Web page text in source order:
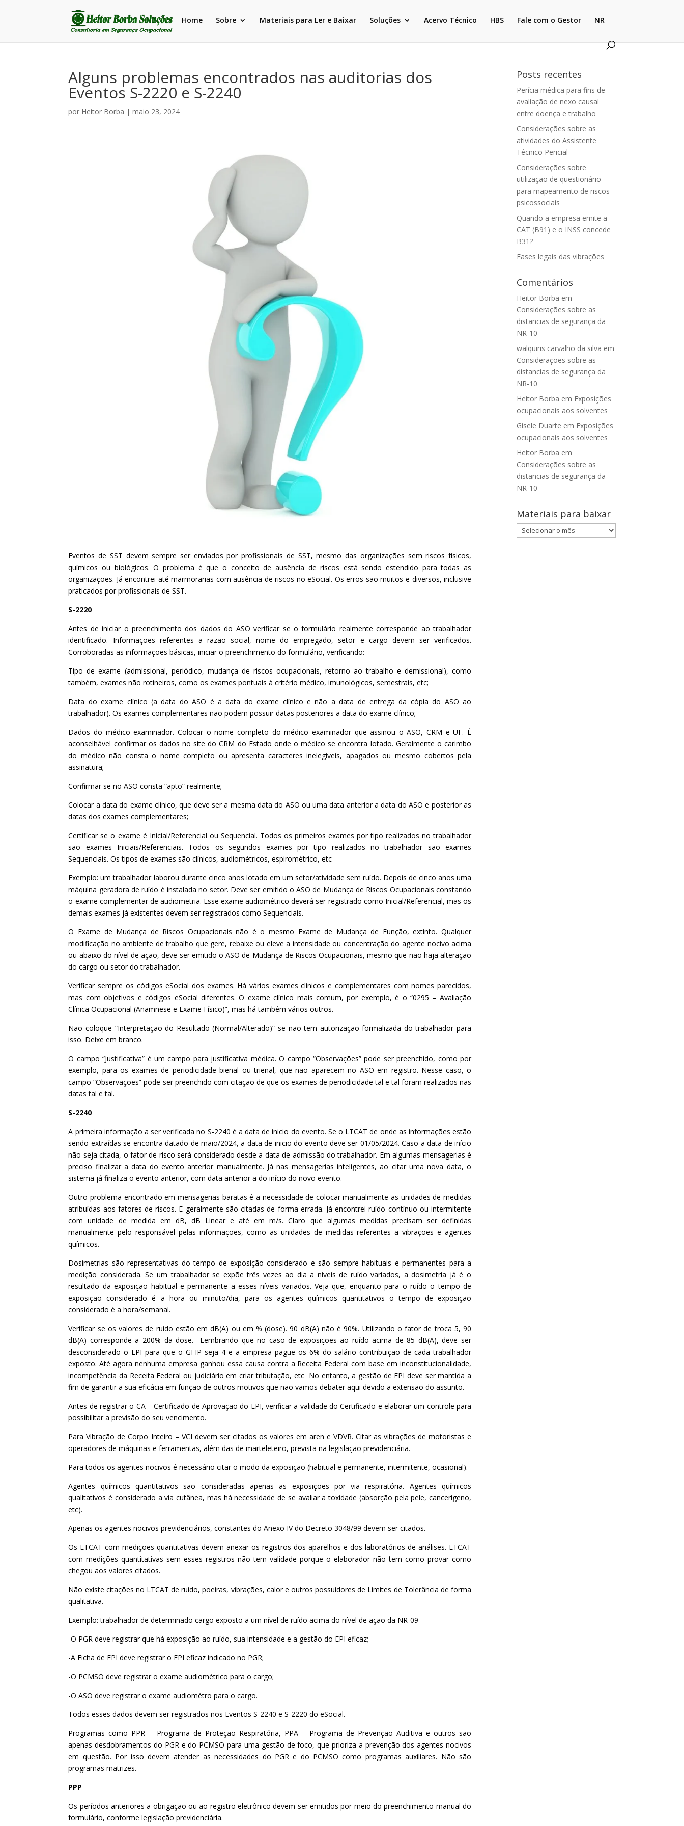
Home Sobre Materiais para Ler e Baixar Soluções Acervo Técnico HBS Fale com o Gestor NR
Alguns problemas encontrados nas auditorias dos
Eventos S-2220 e S-2240
por Heitor Borba |maio 23, 2024
Eventos de SST devem sempre ser enviados por profissionais de SST, mesmo das organizações sem riscos físicos,
químicos ou biológicos. O problema é que o conceito de ausência de riscos está sendo estendido para todas as
organizações. Já encontrei até marmorarias com ausência de riscos no eSocial. Os erros são muitos e diversos, inclusive
praticados por profissionais de SST.
S-2220
Antes de iniciar o preenchimento dos dados do ASO verificar se o formulário realmente corresponde ao trabalhador
identificado. Informações referentes a razão social, nome do empregado, setor e cargo devem ser verificados.
Corroboradas as informações básicas, iniciar o preenchimento do formulário, verificando:
Tipo de exame (admissional, periódico, mudança de riscos ocupacionais, retorno ao trabalho e demissional), como
também, exames não rotineiros, como os exames pontuais à critério médico, imunológicos, semestrais, etc;
Data do exame clínico (a data do ASO é a data do exame clínico e não a data de entrega da cópia do ASO ao
trabalhador). Os exames complementares não podem possuir datas posteriores a data do exame clínico;
Dados do médico examinador. Colocar o nome completo do médico examinador que assinou o ASO, CRM e UF. É
aconselhável confirmar os dados no site do CRM do Estado onde o médico se encontra lotado. Geralmente o carimbo
do médico não consta o nome completo ou apresenta caracteres inelegíveis, apagados ou mesmo cobertos pela
assinatura;
Confirmar se no ASO consta “apto” realmente;
Colocar a data do exame clínico, que deve ser a mesma data do ASO ou uma data anterior a data do ASO e posterior as
datas dos exames complementares;
Certificar se o exame é Inicial/Referencial ou Sequencial. Todos os primeiros exames por tipo realizados no trabalhador
são exames Iniciais/Referenciais. Todos os segundos exames por tipo realizados no trabalhador são exames
Sequenciais. Os tipos de exames são clínicos, audiométricos, espirométrico, etc
Exemplo: um trabalhador laborou durante cinco anos lotado em um setor/atividade sem ruído. Depois de cinco anos uma
máquina geradora de ruído é instalada no setor. Deve ser emitido o ASO de Mudança de Riscos Ocupacionais constando
o exame complementar de audiometria. Esse exame audiométrico deverá ser registrado como Inicial/Referencial, mas os
demais exames já existentes devem ser registrados como Sequenciais.
O Exame de Mudança de Riscos Ocupacionais não é o mesmo Exame de Mudança de Função, extinto. Qualquer
modificação no ambiente de trabalho que gere, rebaixe ou eleve a intensidade ou concentração do agente nocivo acima
ou abaixo do nível de ação, deve ser emitido o ASO de Mudança de Riscos Ocupacionais, mesmo que não haja alteração
do cargo ou setor do trabalhador.
Verificar sempre os códigos eSocial dos exames. Há vários exames clínicos e complementares com nomes parecidos,
mas com objetivos e códigos eSocial diferentes. O exame clínico mais comum, por exemplo, é o “0295 – Avaliação
Clínica Ocupacional (Anamnese e Exame Físico)”, mas há também vários outros.
Não coloque “Interpretação do Resultado (Normal/Alterado)” se não tem autorização formalizada do trabalhador para
isso. Deixe em branco.
O campo “Justificativa” é um campo para justificativa médica. O campo “Observações” pode ser preenchido, como por
exemplo, para os exames de periodicidade bienal ou trienal, que não aparecem no ASO em registro. Nesse caso, o
campo “Observações” pode ser preenchido com citação de que os exames de periodicidade tal e tal foram realizados nas
datas tal e tal.
S-2240
A primeira informação a ser verificada no S-2240 é a data de inicio do evento. Se o LTCAT de onde as informações estão
sendo extraídas se encontra datado de maio/2024, a data de inicio do evento deve ser 01/05/2024. Caso a data de início
não seja citada, o fator de risco será considerado desde a data de admissão do trabalhador. Em algumas mensagerias é
preciso finalizar a data do evento anterior manualmente. Já nas mensagerias inteligentes, ao citar uma nova data, o
sistema já finaliza o evento anterior, com data anterior a do início do novo evento.
Outro problema encontrado em mensagerias baratas é a necessidade de colocar manualmente as unidades de medidas
atribuídas aos fatores de riscos. E geralmente são citadas de forma errada. Já encontrei ruído contínuo ou intermitente
com unidade de medida em dB, dB Linear e até em m/s. Claro que algumas medidas precisam ser definidas
manualmente pelo responsável pelas informações, como as unidades de medidas referentes a vibrações e agentes
químicos.
Dosimetrias são representativas do tempo de exposição considerado e são sempre habituais e permanentes para a
medição considerada. Se um trabalhador se expõe três vezes ao dia a níveis de ruído variados, a dosimetria já é o
resultado da exposição habitual e permanente a esses níveis variados. Veja que, enquanto para o ruído o tempo de
exposição considerado é a hora ou minuto/dia, para os agentes químicos quantitativos o tempo de exposição
considerado é a hora/semanal.
Verificar se os valores de ruído estão em dB(A) ou em % (dose). 90 dB(A) não é 90%. Utilizando o fator de troca 5, 90
dB(A) corresponde a 200% da dose. Lembrando que no caso de exposições ao ruído acima de 85 dB(A), deve ser
desconsiderado o EPI para que o GFIP seja 4 e a empresa pague os 6% do salário contribuição de cada trabalhador
exposto. Até agora nenhuma empresa ganhou essa causa contra a Receita Federal com base em inconstitucionalidade,
incompetência da Receita Federal ou judiciário em criar tributação, etc No entanto, a gestão de EPI deve ser mantida a
fim de garantir a sua eficácia em função de outros motivos que não vamos debater aqui devido a extensão do assunto.
Antes de registrar o CA – Certificado de Aprovação do EPI, verificar a validade do Certificado e elaborar um controle para
possibilitar a previsão do seu vencimento.
Para Vibração de Corpo Inteiro – VCI devem ser citados os valores em aren e VDVR. Citar as vibrações de motoristas e
operadores de máquinas e ferramentas, além das de marteleteiro, prevista na legislação previdenciária.
Para todos os agentes nocivos é necessário citar o modo da exposição (habitual e permanente, intermitente, ocasional).
Agentes químicos quantitativos são consideradas apenas as exposições por via respiratória. Agentes químicos
qualitativos é considerado a via cutânea, mas há necessidade de se avaliar a toxidade (absorção pela pele, cancerígeno,
etc).
Apenas os agentes nocivos previdenciários, constantes do Anexo IV do Decreto 3048/99 devem ser citados.
Os LTCAT com medições quantitativas devem anexar os registros dos aparelhos e dos laboratórios de análises. LTCAT
com medições quantitativas sem esses registros não tem validade porque o elaborador não tem como provar como
chegou aos valores citados.
Não existe citações no LTCAT de ruído, poeiras, vibrações, calor e outros possuidores de Limites de Tolerância de forma
qualitativa.
Exemplo: trabalhador de determinado cargo exposto a um nível de ruído acima do nível de ação da NR-09
-O PGR deve registrar que há exposição ao ruído, sua intensidade e a gestão do EPI eficaz;
-A Ficha de EPI deve registrar o EPI eficaz indicado no PGR;
-O PCMSO deve registrar o exame audiométrico para o cargo;
-O ASO deve registrar o exame audiométro para o cargo.
Todos esses dados devem ser registrados nos Eventos S-2240 e S-2220 do eSocial.
Programas como PPR – Programa de Proteção Respiratória, PPA – Programa de Prevenção Auditiva e outros são
apenas desdobramentos do PGR e do PCMSO para uma gestão de foco, que prioriza a prevenção dos agentes nocivos
em questão. Por isso devem atender as necessidades do PGR e do PCMSO como programas auxiliares. Não são
programas matrizes.
PPP
Os períodos anteriores a obrigação ou ao registro eletrônico devem ser emitidos por meio do preenchimento manual do
formulário, conforme legislação previdenciária.
Posts recentes
Perícia médica para fins de
avaliação de nexo causal
entre doença e trabalho
Considerações sobre as
atividades do Assistente
Técnico Pericial
Considerações sobre
utilização de questionário
para mapeamento de riscos
psicossociais
Quando a empresa emite a
CAT (B91) e o INSS concede
B31?
Fases legais das vibrações
Comentários
Heitor Borba em
Considerações sobre as
distancias de segurança da
NR-10
walquiris carvalho da silva em
Considerações sobre as
distancias de segurança da
NR-10
Heitor Borba em Exposições
ocupacionais aos solventes
Gisele Duarte em Exposições
ocupacionais aos solventes
Heitor Borba em
Considerações sobre as
distancias de segurança da
NR-10
Materiais para baixar
Materiais
para